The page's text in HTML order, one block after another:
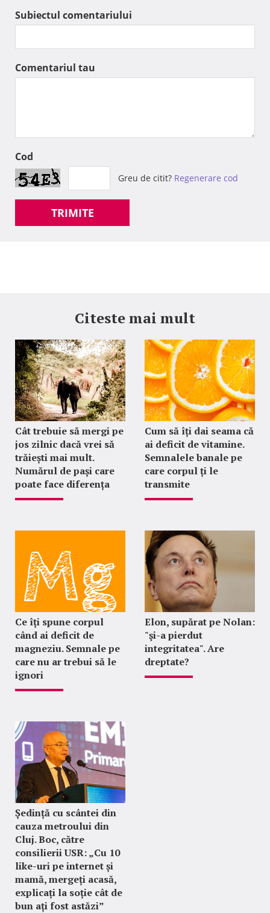
Subiectul comentariului
Comentariul tau
Cod
Greu de citit? Regenerare cod
TRIMITE
Citeste mai mult
Cât trebuie să mergi pe
jos zilnic dacă vrei să
trăiești mai mult.
Numărul de pași care
poate face diferența
Cum să îți dai seama că
ai deficit de vitamine.
Semnalele banale pe
care corpul ți le
transmite
Ce îți spune corpul
când ai deficit de
magneziu. Semnale pe
care nu ar trebui să le
ignori
Elon, supărat pe Nolan:
"şi-a pierdut
integritatea". Are
dreptate?
Ședință cu scântei din
cauza metroului din
Cluj. Boc, către
consilierii USR: „Cu 10
like-uri pe internet și
mamă, mergeți acasă,
explicați la soție cât de
bun ați fost astăzi”